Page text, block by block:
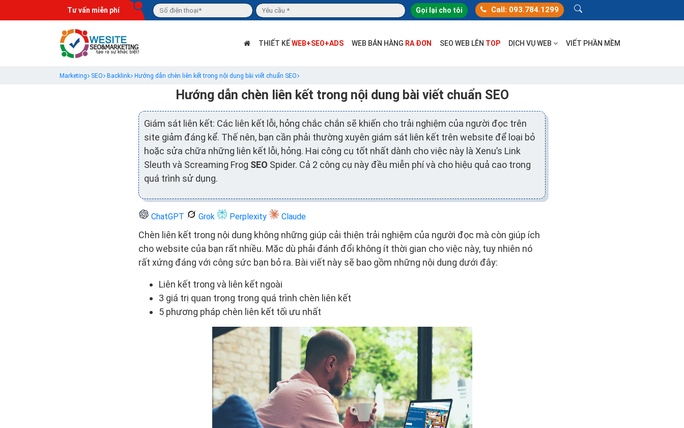
Tư vấn miễn phí Gọi lại cho tôi Call: 093.784.1299
THIẾT KẾWEB+SEO+ADS WEB BÁN HÀNG RA ĐƠN SEO WEB LÊN TOP DỊCH VỤ WEB VIẾT PHẦN MỀM
Marketing SEO Backlink Hướng dẫn chèn liên kết trong nội dung bài viết chuẩn SEO
Hướng dẫn chèn liên kết trong nội dung bài viết chuẩn SEO
Giám sát liên kết: Các liên kết lỗi, hỏng chắc chắn sẽ khiến cho trải nghiệm của người đọc trên
site giảm đáng kể. Thế nên, bạn cần phải thường xuyên giám sát liên kết trên website để loại bỏ
hoặc sửa chữa những liên kết lỗi, hỏng. Hai công cụ tốt nhất dành cho việc này là Xenu’s Link
Sleuth và Screaming Frog SEO Spider. Cả 2 công cụ này đều miễn phí và cho hiệu quả cao trong
quá trình sử dụng.
ChatGPT Grok Perplexity Claude
Chèn liên kết trong nội dung không những giúp cải thiện trải nghiệm của người đọc mà còn giúp ích
cho website của bạn rất nhiều. Mặc dù phải đánh đổi không ít thời gian cho việc này, tuy nhiên nó
rất xứng đáng với công sức bạn bỏ ra. Bài viết này sẽ bao gồm những nội dung dưới đây:
Liên kết trong và liên kết ngoài
3 giá trị quan trọng trong quá trình chèn liên kết
5 phương pháp chèn liên kết tối ưu nhất